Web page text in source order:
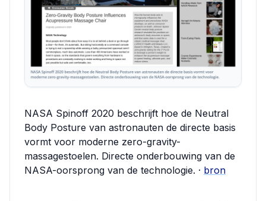
NASA Spinoff 2020 beschrijft hoe de Neutral
Body Posture van astronauten de directe basis
vormt voor moderne zero-gravity-
massagestoelen. Directe onderbouwing van de
NASA-oorsprong van de technologie. · bron